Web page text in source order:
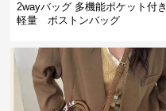
2wayバッグ 多機能ポケット付き
軽量 ボストンバッグ